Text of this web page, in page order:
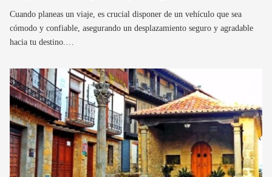
Cuando planeas un viaje, es crucial disponer de un vehículo que sea
cómodo y confiable, asegurando un desplazamiento seguro y agradable
hacia tu destino.…